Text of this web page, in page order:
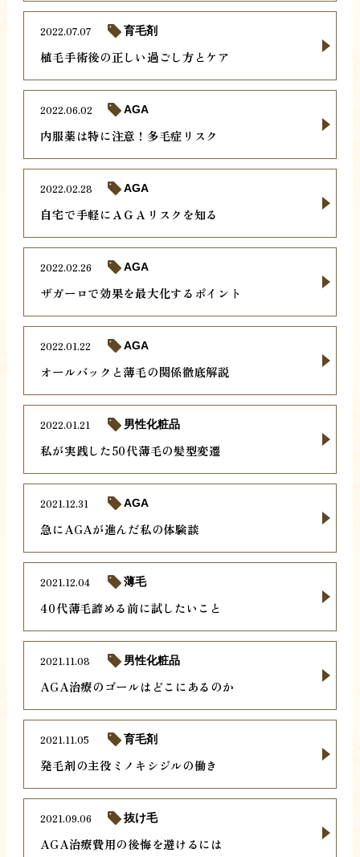
植毛手術後の正しい過ごし方とケア
2022.07.07 育毛剤
内服薬は特に注意！多毛症リスク
2022.06.02 AGA
自宅で手軽にＡＧＡリスクを知る
2022.02.28 AGA
ザガーロで効果を最大化するポイント
2022.02.26 AGA
オールバックと薄毛の関係徹底解説
2022.01.22 AGA
私が実践した50代薄毛の髪型変遷
2022.01.21 男性化粧品
急にAGAが進んだ私の体験談
2021.12.31 AGA
40代薄毛諦める前に試したいこと
2021.12.04 薄毛
AGA治療のゴールはどこにあるのか
2021.11.08 男性化粧品
発毛剤の主役ミノキシジルの働き
2021.11.05 育毛剤
AGA治療費用の後悔を避けるには
2021.09.06 抜け毛